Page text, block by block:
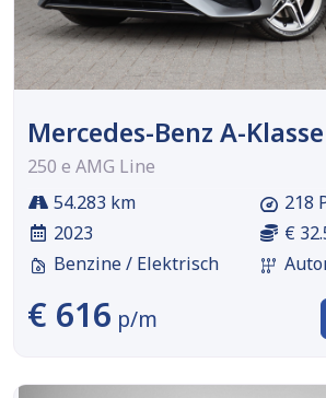
Mercedes-Benz A-Klasse
250 e AMG Line
54.283 km
2023
Benzine / Elektrisch
218
€
€ 616 p/m